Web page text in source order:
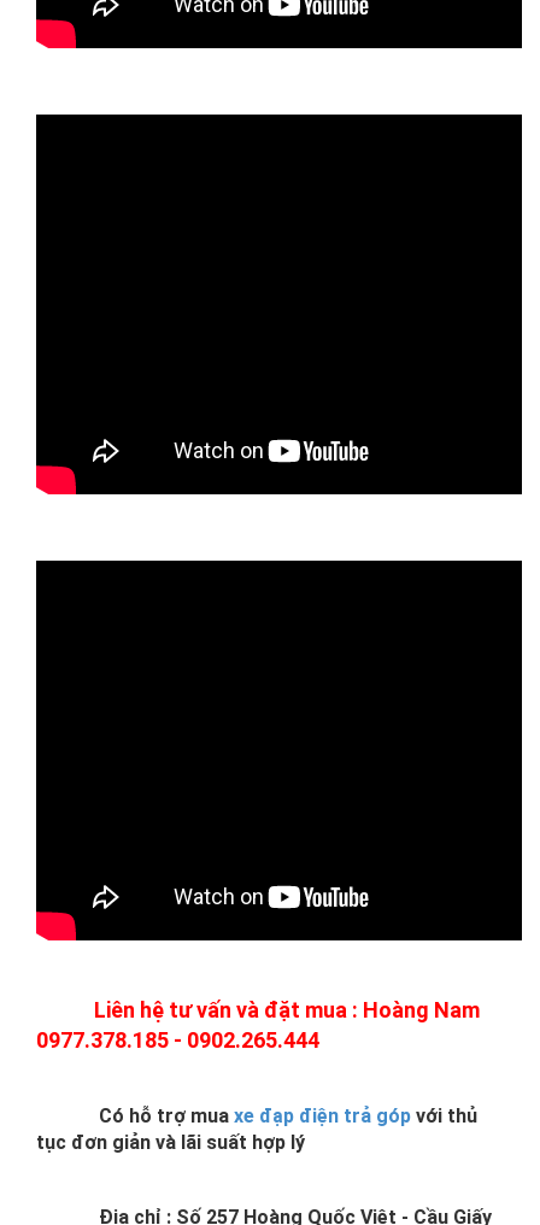
Liên hệ tư vấn và đặt mua : Hoàng Nam
0977.378.185 - 0902.265.444
Có hỗ trợ mua xe đạp điện trả góp với thủ
tục đơn giản và lãi suất hợp lý
Địa chỉ : Số 257 Hoàng Quốc Việt - Cầu Giấy